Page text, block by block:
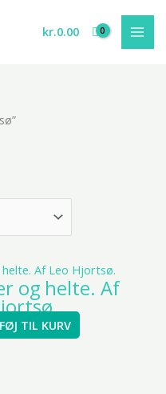
kr.0.00
og helte. Af
TIL KURV